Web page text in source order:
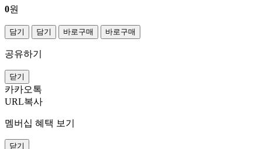
0원
담기 담기 바로구매 바로구매
공유하기
닫기
카카오톡
URL복사
멤버십 혜택 보기
닫기